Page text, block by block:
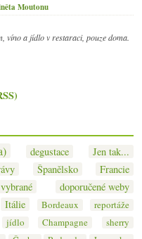
Moutonu
víno a jídlo v restaraci, pouze doma.
degustace
Jen tak...
Španělsko
Francie
doporučené weby
Itálie Bordeaux
reportáže
jídlo Champagne
sherry